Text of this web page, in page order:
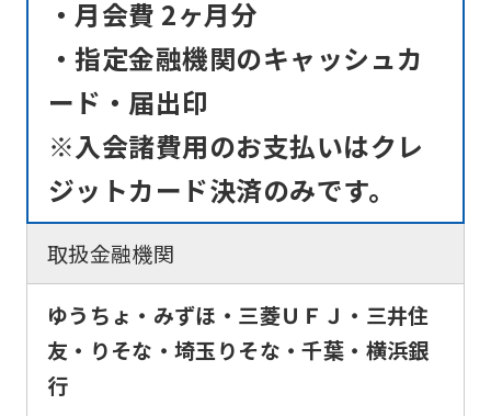
・月会費 2ヶ月分
・指定金融機関のキャッシュカ
ード・届出印
※入会諸費用のお支払いはクレ
ジットカード決済のみです。
取扱金融機関
ゆうちょ・みずほ・三菱ＵＦＪ・三井住
友・りそな・埼玉りそな・千葉・横浜銀
行
fully
understand
using
the
service.
Automatic